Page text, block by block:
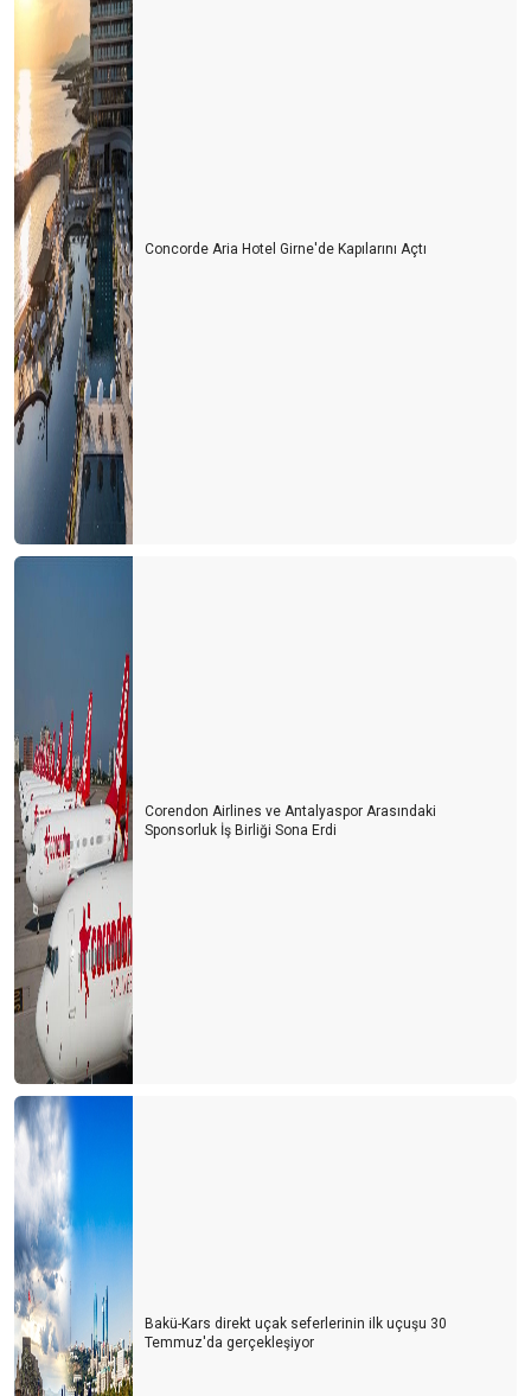
Concorde Aria Hotel Girne'de Kapılarını Açtı
Corendon Airlines ve Antalyaspor Arasındaki
Sponsorluk İş Birliği Sona Erdi
Bakü-Kars direkt uçak seferlerinin ilk uçuşu 30
Temmuz'da gerçekleşiyor